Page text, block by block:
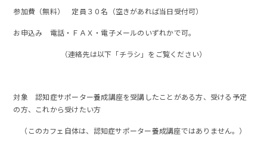
参加費（無料） 定員３０名（空きがあれば当日受付可）
お申込み 電話・ＦＡＸ・電子メールのいずれかで可。
（連絡先は以下「チラシ」をご覧ください）
対象 認知症サポーター養成講座を受講したことがある方、受ける予定
の方、これから受けたい方
（このカフェ自体は、認知症サポーター養成講座ではありません。）